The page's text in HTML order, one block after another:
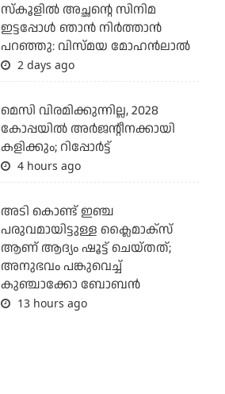
സ്കൂളിൽ അച്ഛന്റെ സിനിമ
ഇട്ടപ്പോൾ ഞാൻ നിർത്താൻ
പറഞ്ഞു: വിസ്മയ മോഹൻലാൽ
2 days ago
മെസി വിരമിക്കുന്നില്ല, 2028
കോപ്പയില്‍ അര്‍ജന്റീനക്കായി
കളിക്കും; റിപ്പോര്‍ട്ട്
4 hours ago
അടി കൊണ്ട് ഇഞ്ച
പരുവമായിട്ടുള്ള ക്ലൈമാക്‌സ്
ആണ് ആദ്യം ഷൂട്ട് ചെയ്തത്;
അനുഭവം പങ്കുവെച്ച്
കുഞ്ചാക്കോ ബോബന്‍
13 hours ago